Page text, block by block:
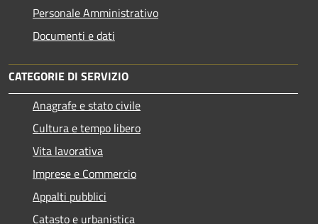
Personale Amministrativo
Documenti e dati
CATEGORIE DI SERVIZIO
Anagrafe e stato civile
Cultura e tempo libero
Vita lavorativa
Imprese e Commercio
Appalti pubblici
Catasto e urbanistica